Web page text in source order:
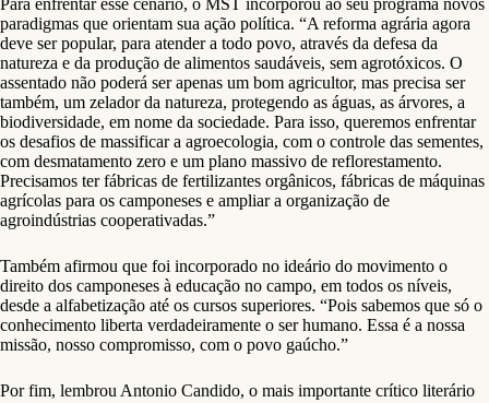
Para enfrentar esse cenário, o MST incorporou ao seu programa novos
paradigmas que orientam sua ação política. “A reforma agrária agora
deve ser popular, para atender a todo povo, através da defesa da
natureza e da produção de alimentos saudáveis, sem agrotóxicos. O
assentado não poderá ser apenas um bom agricultor, mas precisa ser
também, um zelador da natureza, protegendo as águas, as árvores, a
biodiversidade, em nome da sociedade. Para isso, queremos enfrentar
os desafios de massificar a agroecologia, com o controle das sementes,
com desmatamento zero e um plano massivo de reflorestamento.
Precisamos ter fábricas de fertilizantes orgânicos, fábricas de máquinas
agrícolas para os camponeses e ampliar a organização de
agroindústrias cooperativadas.”
Também afirmou que foi incorporado no ideário do movimento o
direito dos camponeses à educação no campo, em todos os níveis,
desde a alfabetização até os cursos superiores. “Pois sabemos que só o
conhecimento liberta verdadeiramente o ser humano. Essa é a nossa
missão, nosso compromisso, com o povo gaúcho.”
Por fim, lembrou Antonio Candido, o mais importante crítico literário